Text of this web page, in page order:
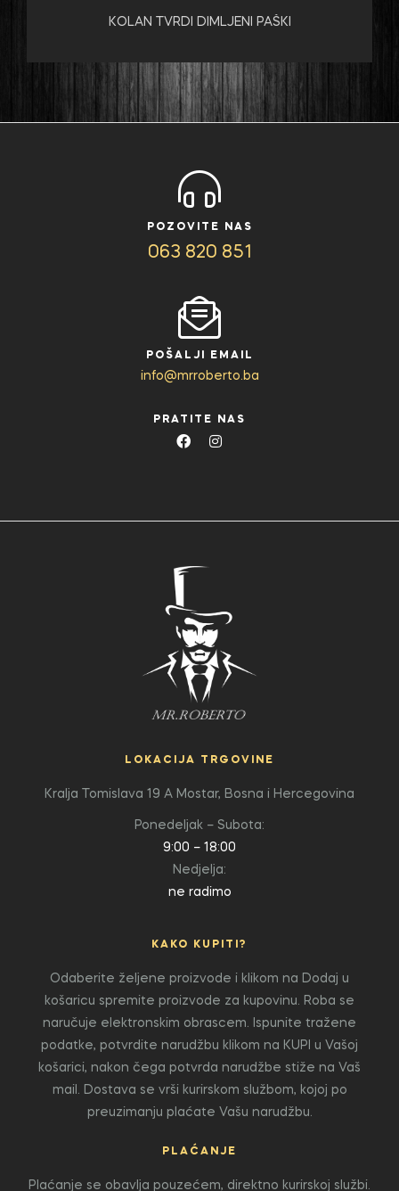
KOLAN TVRDI DIMLJENI PAŠKI
POZOVITE NAS
063 820 851
POŠALJI EMAIL
info@mrroberto.ba
PRATITE NAS
LOKACIJA TRGOVINE
Kralja Tomislava 19 A Mostar, Bosna i Hercegovina
Ponedeljak – Subota:
9:00 – 18:00
Nedjelja:
ne radimo
KAKO KUPITI?
Odaberite željene proizvode i klikom na Dodaj u
košaricu spremite proizvode za kupovinu. Roba se
naručuje elektronskim obrascem. Ispunite tražene
podatke, potvrdite narudžbu klikom na KUPI u Vašoj
košarici, nakon čega potvrda narudžbe stiže na Vaš
mail. Dostava se vrši kurirskom službom, kojoj po
preuzimanju plaćate Vašu narudžbu.
PLAĆANJE
Plaćanje se obavlja pouzećem, direktno kurirskoj službi.